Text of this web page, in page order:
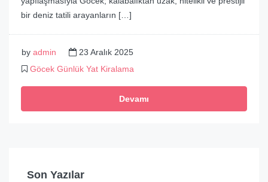
bir deniz tatili arayanların […]
by admin
23 Aralık 2025
Göcek Günlük Yat Kiralama
Devamı
Son Yazılar